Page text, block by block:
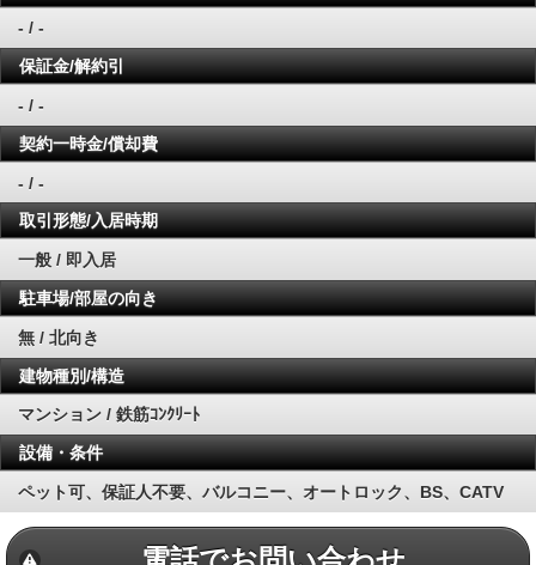
- / -
保証金/解約引
- / -
契約一時金/償却費
- / -
取引形態/入居時期
一般 / 即入居
駐車場/部屋の向き
無 / 北向き
建物種別/構造
マンション / 鉄筋ｺﾝｸﾘｰﾄ
設備・条件
ペット可、保証人不要、バルコニー、オートロック、BS、CATV